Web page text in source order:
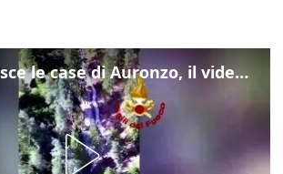
Frana lambisce le case di Auronzo, il video dall'elicottero dei vigili del fuoco